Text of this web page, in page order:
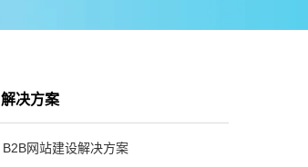
解决方案
B2B网站建设解决方案